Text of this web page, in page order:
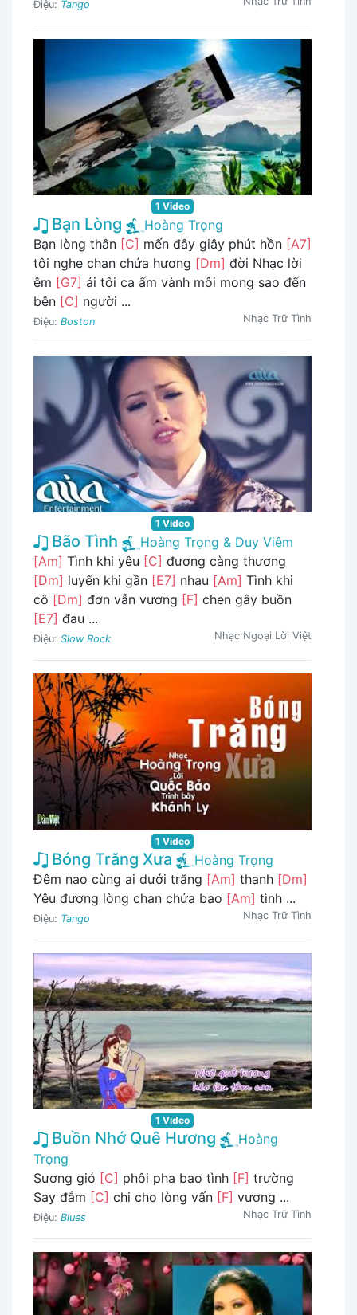
Điệu: Tango
1 Video
Bạn Lòng
Hoàng Trọng
Bạn lòng thân [C] mến đây giây phút hồn [A7]
tôi nghe chan chứa hương [Dm] đời Nhạc lời
êm [G7] ái tôi ca ấm vành môi mong sao đến
bên [C] người ...
Điệu: Boston Nhạc Trữ Tình
1 Video
Bão Tình
Hoàng Trọng & Duy Viêm
[Am] Tình khi yêu [C] đương càng thương
[Dm] luyến khi gần [E7] nhau [Am] Tình khi
cô [Dm] đơn vẫn vương [F] chen gây buồn
[E7] đau ...
Điệu: Slow Rock Nhạc Ngoại Lời Việt
1 Video
Bóng Trăng Xưa
Hoàng Trọng
Đêm nao cùng ai dưới trăng [Am] thanh [Dm]
Yêu đương lòng chan chứa bao [Am] tình ...
Điệu: Tango Nhạc Trữ Tình
1 Video
Buồn Nhớ Quê Hương
Hoàng
Trọng
Sương gió [C] phôi pha bao tình [F] trường
Say đắm [C] chi cho lòng vấn [F] vương ...
Điệu: Blues Nhạc Trữ Tình